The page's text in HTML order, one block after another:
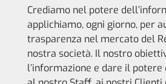
Crediamo nel potere
applichiamo, ogni giorno, per
trasparenza nel mercato del
nostra società. Il nostro
l’informazione e dare il potere